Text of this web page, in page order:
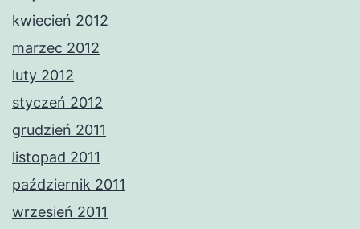
kwiecień 2012
marzec 2012
luty 2012
styczeń 2012
grudzień 2011
listopad 2011
październik 2011
wrzesień 2011